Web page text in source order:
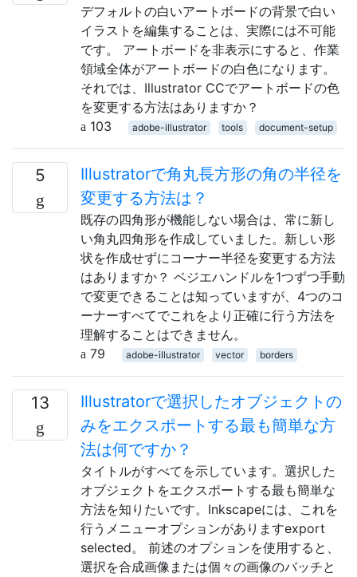
デフォルトの白いアートボードの背景で白い
イラストを編集することは、実際には不可能
です。 アートボードを非表示にすると、作業
領域全体がアートボードの白色になります。
それでは、Illustrator CCでアートボードの色
を変更する方法はありますか？
103
adobe-illustrator tools document-setup
5
Illustratorで角丸長方形の角の半径を
変更する方法は？
既存の四角形が機能しない場合は、常に新し
い角丸四角形を作成していました。新しい形
状を作成せずにコーナー半径を変更する方法
はありますか？ ベジエハンドルを1つずつ手動
で変更できることは知っていますが、4つのコ
ーナーすべてでこれをより正確に行う方法を
理解することはできません。
79
adobe-illustrator vector borders
13
Illustratorで選択したオブジェクトの
みをエクスポートする最も簡単な方
法は何ですか？
タイトルがすべてを示しています。選択した
オブジェクトをエクスポートする最も簡単な
方法を知りたいです。Inkscapeには、これを
行うメニューオプションがありますexport
selected。 前述のオプションを使用すると、
選択を合成画像または個々の画像のバッチと